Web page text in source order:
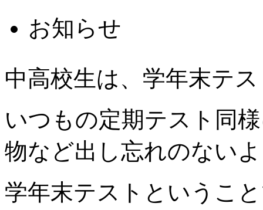
お知らせ
中高校生は、学年末テ
いつもの定期テスト同
物など出し忘れのない
学年末テストというこ